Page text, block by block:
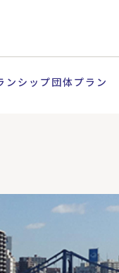
ンシップ団体プラン